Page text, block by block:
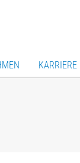
KARRIERE